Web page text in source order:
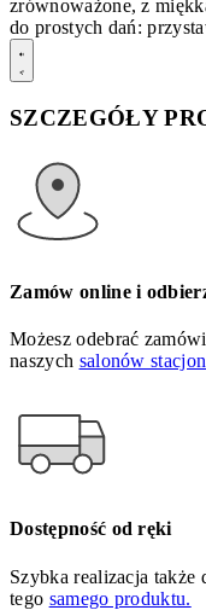
zrównoważone, z
do prostych dań:
SZCZEGÓŁY
Zamów online i
Możesz odebrać
naszych salonów
Dostępność od ręki
Szybka realizacja także
tego samego produktu.